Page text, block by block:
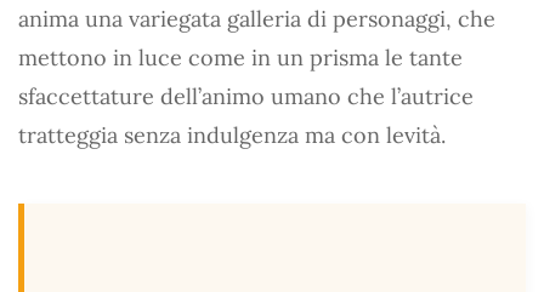
anima una variegata galleria di personaggi, che
mettono in luce come in un prisma le tante
sfaccettature dell’animo umano che l’autrice
tratteggia senza indulgenza ma con levità.